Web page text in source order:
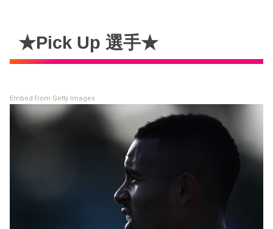
★Pick Up 選手★
Embed from Getty Images